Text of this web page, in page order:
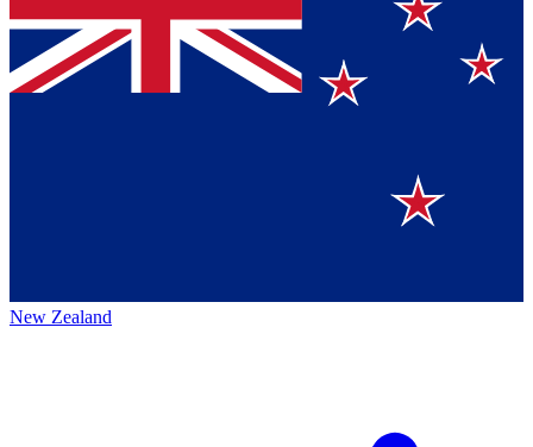
New Zealand